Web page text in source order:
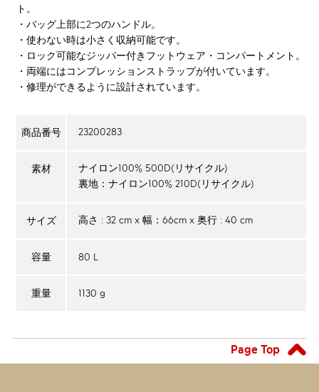
ト。
・バッグ上部に2つのハンドル。
・使わない時は小さく収納可能です。
・ロック可能なジッパー付きフットウェア・コンパートメント。
・両端にはコンプレッションストラップが付いています。
・修理ができるように設計されています。
商品番号 23200283
素材
ナイロン100% 500D(リサイクル)
裏地：ナイロン100% 210D(リサイクル)
サイズ 高さ : 32 cm x 幅：66cm x 奥行 : 40 cm
容量 80 L
重量 1130 g
Page Top